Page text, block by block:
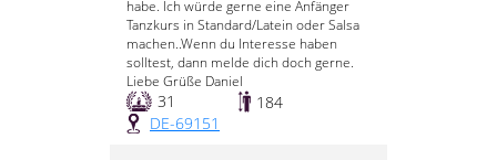
habe. Ich würde gerne eine Anfänger
Tanzkurs in Standard/Latein oder Salsa
machen..Wenn du Interesse haben
solltest, dann melde dich doch gerne.
Liebe Grüße Daniel
31
184
DE-69151